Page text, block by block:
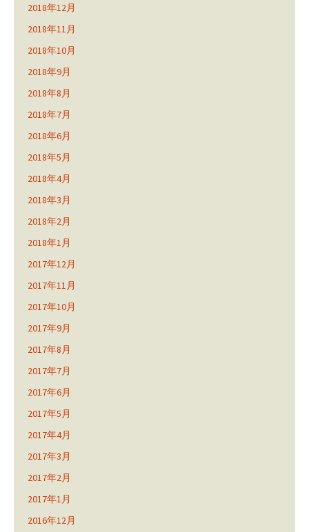
2018年12月
2018年11月
2018年10月
2018年9月
2018年8月
2018年7月
2018年6月
2018年5月
2018年4月
2018年3月
2018年2月
2018年1月
2017年12月
2017年11月
2017年10月
2017年9月
2017年8月
2017年7月
2017年6月
2017年5月
2017年4月
2017年3月
2017年2月
2017年1月
2016年12月